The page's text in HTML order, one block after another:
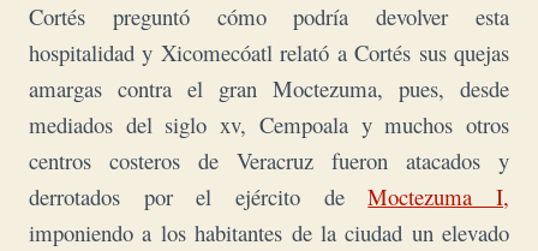
Cortés preguntó cómo podría devolver esta
hospitalidad y Xicomecóatl relató a Cortés sus quejas
amargas contra el gran Moctezuma, pues, desde
mediados del siglo xv, Cempoala y muchos otros
centros costeros de Veracruz fueron atacados y
derrotados por el ejército deMoctezuma I,
imponiendo a los habitantes de la ciudad un elevado